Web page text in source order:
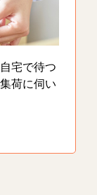
宅で待つ
荷に伺い